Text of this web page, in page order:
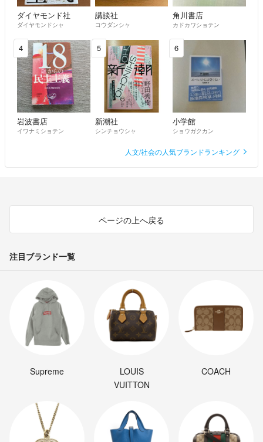
ダイヤモンド社
ダイヤモンドシャ
講談社
コウダンシャ
角川書店
カドカワショテン
4
岩波書店
イワナミショテン
5
新潮社
シンチョウシャ
6
小学館
ショウガクカン
人文/社会の人気ブランドランキング
ページの上へ戻る
注目ブランド一覧
Supreme
LOUIS
VUITTON
COACH